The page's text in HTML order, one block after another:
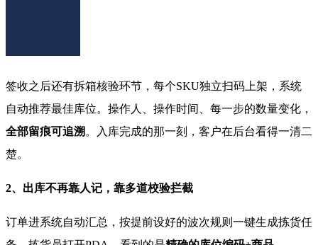
签收之后还有拆箱核验环节，每个SKU独立扫码上架，系统
自动推荐最佳库位。操作人、操作时间、每一步的数量变化，
全部留痕可追溯 。入库完成的那一刻，客户在后台看得一清二
楚。
2、出库不再靠人记，靠多道校验拦截
订单进系统自动汇总，按提前设好的波次规则一键生成拣货任